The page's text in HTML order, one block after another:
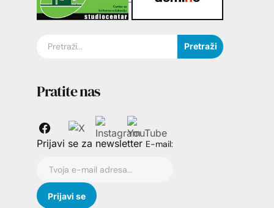
Pretraži
Pratite nas
Prijavi se za newsletter E-mail: